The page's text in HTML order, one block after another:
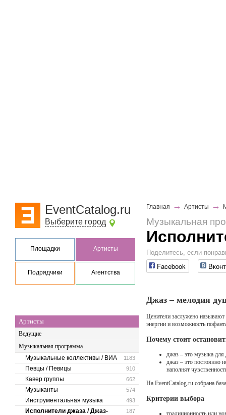
EventCatalog.ru
Выберите город
Площадки Артисты
Подрядчики Агентства
Артисты
Ведущие
Музыкальная программа
1183
Музыкальные коллективы / ВИА
910
Певцы / Певицы
662
Кавер группы
574
Музыканты
493
Инструментальная музыка
187
Исполнители джаза / Джаз-
Главная → Артисты →
Музыкальная
Поделитесь, если
Facebook
Джаз – мелодия
Ценители заслужено
энергии и возможность
Почему стоит
джаз – это музыка для
джаз – это постоянно
наполнят
На EventСatalog.ru собрана
Критерии выбора